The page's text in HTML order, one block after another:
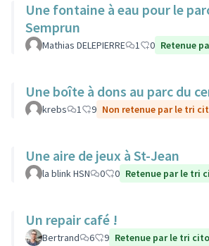
Une fontaine à eau pour le
Semprun
Mathias DELEPIERRE 1 0 Retenue
Une boîte à dons au parc du
krebs 1 9 Non retenue par le tri
Une aire de jeux à St-Jean
la blink HSN 0 0 Retenue par le tri
Un repair café !
Bertrand 6 9 Retenue par le tri